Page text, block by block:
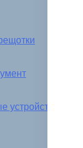
устройства